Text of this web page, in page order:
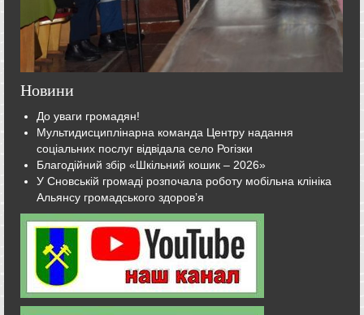
Новини
До уваги громадян!
Мультидисциплінарна команда Центру надання
соціальних послуг відвідала село Рогізки
Благодійний збір «Шкільний кошик – 2026»
У Сновській громаді розпочала роботу мобільна клініка
Альянсу громадського здоров’я